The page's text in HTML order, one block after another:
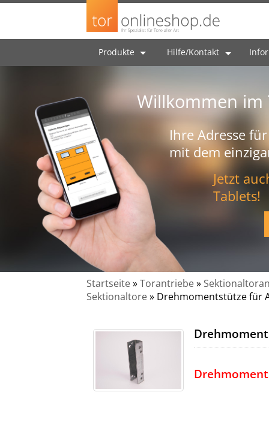
Produkte Hilfe/Kontakt
Willkommen
Ihre Adresse
mit dem
Jetzt
Tablets!
Startseite»Torantriebe»
Sektionaltore» Drehmomentstütze für